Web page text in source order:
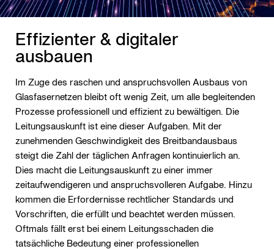
Effizienter & digitaler
ausbauen
Im Zuge des raschen und anspruchsvollen Ausbaus von
Glasfasernetzen bleibt oft wenig Zeit, um alle begleitenden
Prozesse professionell und effizient zu bewältigen. Die
Leitungsauskunft ist eine dieser Aufgaben. Mit der
zunehmenden Geschwindigkeit des Breitbandausbaus
steigt die Zahl der täglichen Anfragen kontinuierlich an.
Dies macht die Leitungsauskunft zu einer immer
zeitaufwendigeren und anspruchsvolleren Aufgabe. Hinzu
kommen die Erfordernisse rechtlicher Standards und
Vorschriften, die erfüllt und beachtet werden müssen.
Oftmals fällt erst bei einem Leitungsschaden die
tatsächliche Bedeutung einer professionellen